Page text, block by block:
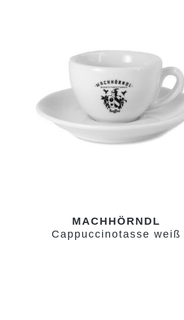
MACHHÖRNDL
Cappuccinotasse weiß